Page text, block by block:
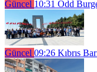
Güncel 10:31 Odd
Güncel 09:26 Kıbrıs